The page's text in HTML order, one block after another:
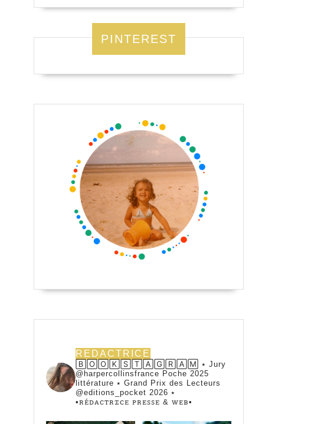
PINTEREST
REDACTRICE
🄱🄾🄾🄺🅂🅃🄰🄶🅁🄰🄼 ⭑ Jury
@harpercollinsfrance Poche 2025
littérature ⭑ Grand Prix des Lecteurs
@editions_pocket 2026 ⭑
•ꭱꭼ́ꭰꭺꮯꭲꭱꮖꮯꭼ ꮲꭱꭼꮪꮪꭼ & ꮃꭼᏼ•